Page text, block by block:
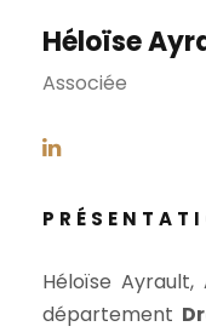
Héloïse
Associée
Héloïse
département